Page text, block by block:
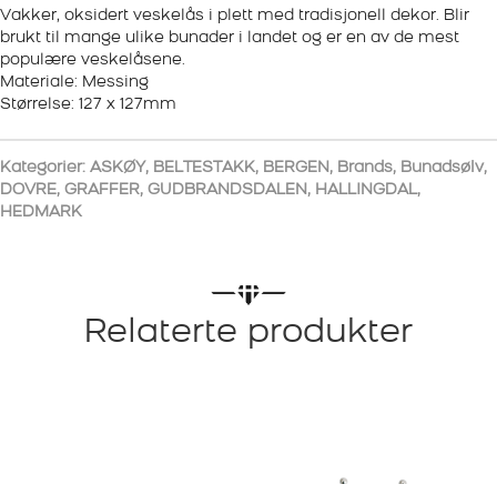
Vakker, oksidert veskelås i plett med tradisjonell dekor. Blir
brukt til mange ulike bunader i landet og er en av de mest
populære veskelåsene.
Materiale: Messing
Størrelse: 127 x 127mm
Kategorier: ASKØY, BELTESTAKK, BERGEN, Brands, Bunadsølv,
DOVRE, GRAFFER, GUDBRANDSDALEN, HALLINGDAL,
HEDMARK
Relaterte produkter